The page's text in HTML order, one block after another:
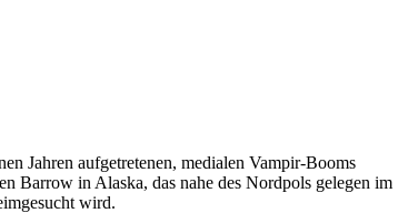
Jahren aufgetretenen, medialen Vampir-Booms
Barrow in Alaska, das nahe des Nordpols gelegen im
wird.